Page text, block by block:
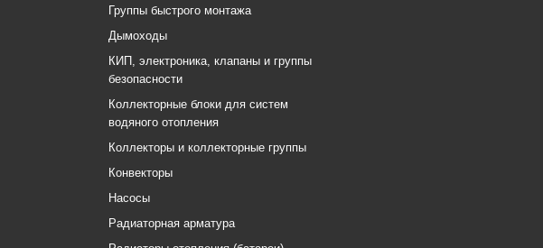
Группы быстрого монтажа
Дымоходы
КИП, электроника, клапаны и группы
безопасности
Коллекторные блоки для систем
водяного отопления
Коллекторы и коллекторные группы
Конвекторы
Насосы
Радиаторная арматура